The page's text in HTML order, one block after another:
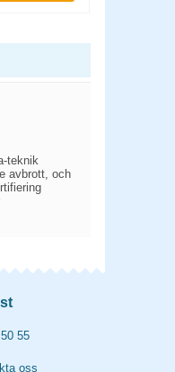
teknik
avbrott, och
55
oss